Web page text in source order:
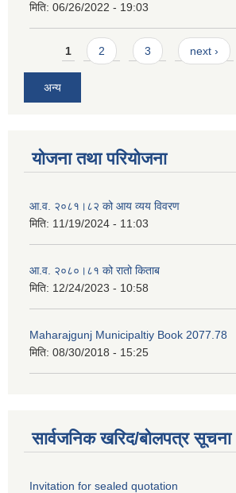
मिति: 06/26/2022 - 19:03
Pages
1 2 3 next ›
अन्य
योजना तथा परियोजना
आ.व. २०८१।८२ को आय व्यय विवरण
मिति: 11/19/2024 - 11:03
आ.व. २०८०।८१ को रातो किताब
मिति: 12/24/2023 - 10:58
Maharajgunj Municipaltiy Book 2077.78
मिति: 08/30/2018 - 15:25
सार्वजनिक खरिद/बोलपत्र सूचना
Invitation for sealed quotation